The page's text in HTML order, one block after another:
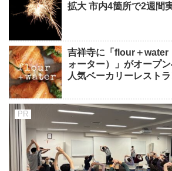
拡大 市内4箇所で2週間
吉祥寺に「flour＋water
ォーター）」がオープ
人気ベーカリーレスト